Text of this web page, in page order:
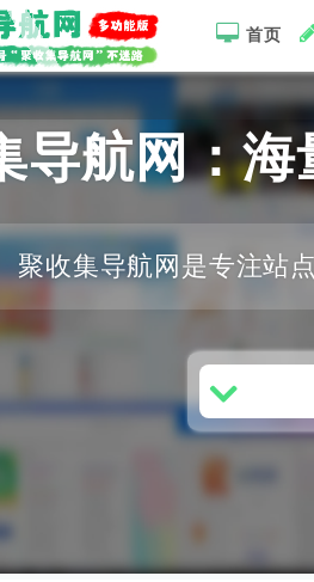
首页
导航网：
聚收集导航网是专注站